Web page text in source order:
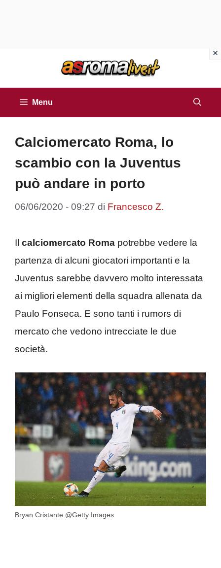
Menu
Calciomercato Roma, lo
scambio con la Juventus
può andare in porto
06/06/2020 - 09:27 di Francesco Z.
Il calciomercato Roma potrebbe vedere la
partenza di alcuni giocatori importanti e la
Juventus sarebbe davvero molto interessata
ai migliori elementi della squadra allenata da
Paulo Fonseca. E sono tanti i rumors di
mercato che vedono intrecciate le due
società.
Bryan Cristante @Getty Images